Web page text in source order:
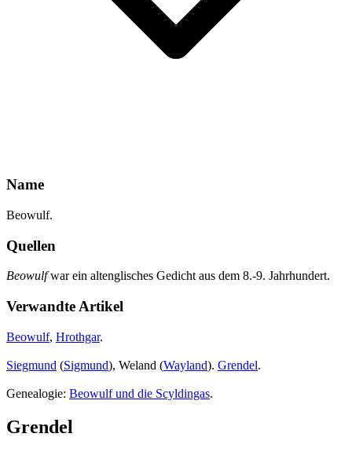
Name
Beowulf.
Quellen
Beowulfwar ein altenglisches Gedicht aus dem 8.-9. Jahrhundert.
Verwandte Artikel
Beowulf, Hrothgar.
Siegmund (Sigmund), Weland (Wayland). Grendel.
Genealogie: Beowulf und die Scyldingas.
Grendel